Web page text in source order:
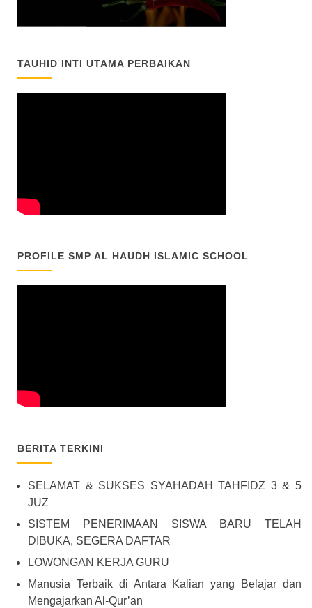
TAUHID INTI UTAMA PERBAIKAN
PROFILE SMP AL HAUDH ISLAMIC SCHOOL
BERITA TERKINI
SELAMAT & SUKSES SYAHADAH TAHFIDZ 3 & 5
JUZ
SISTEM PENERIMAAN SISWA BARU TELAH
DIBUKA, SEGERA DAFTAR
LOWONGAN KERJA GURU
Manusia Terbaik di Antara Kalian yang Belajar dan
Mengajarkan Al-Qur’an